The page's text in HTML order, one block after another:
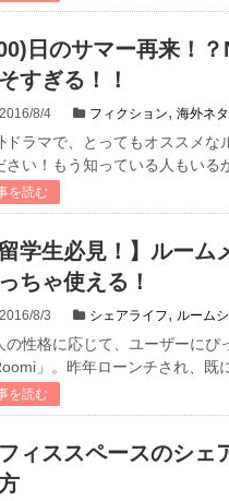
日のサマー再来！
すぎる！！
2016/8/4 フィクション,海外ネタ
ドラマで、とってもオススメな
さい！もう知っている人もいる
を読む
留学生必見！】ルー
ちゃ使える！
2016/8/3 シェアライフ, ルーム
の性格に応じて、ユーザーにぴ
」。昨年ローンチされ、
を読む
ィススペースのシェ